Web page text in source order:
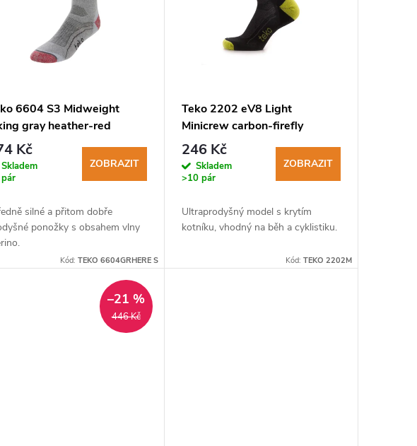
6604 S3 Midweight
gray heather-red
ponožky
Kč
Skladem
ZOBRAZIT
silné a přitom dobře
ponožky s obsahem vlny
Kód: TEKO 6604GRHERE S
Teko 2202 eV8 Light
Minicrew carbon-firefly
pánské cyklistické ponožky
246 Kč
Skladem
>10 pár
ZOBRAZIT
Ultraprodyšný model s krytím
kotníku, vhodný na běh a cyklistiku.
Kód: TEKO 2202M
446 Kč
–21 %